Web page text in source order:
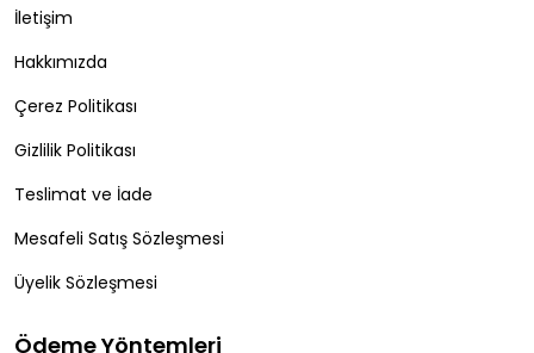
İletişim
Hakkımızda
Çerez Politikası
Gizlilik Politikası
Teslimat ve İade
Mesafeli Satış Sözleşmesi
Üyelik Sözleşmesi
Ödeme Yöntemleri